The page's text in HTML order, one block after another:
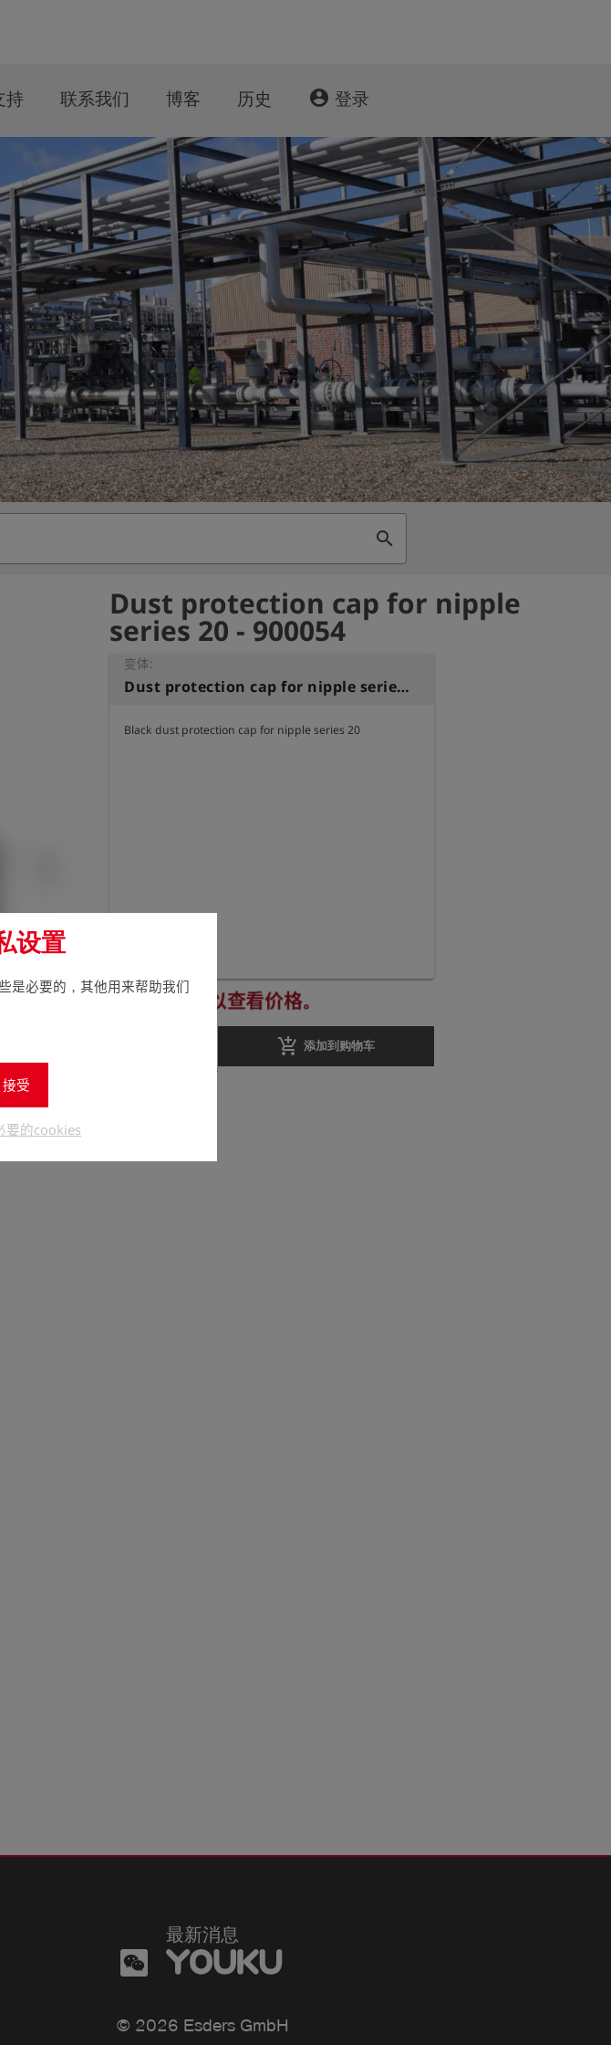
设置
是必要的，其他用来帮助我们
接受
要的cookies
持 联系我们 博客 历史 account_circle 登录
search
Dust protection cap for nipple
series 20 - 900054
变体:
Dust protection cap for nipple series 20
Black dust protection cap for nipple series 20
lock立即注册以查看价格。
add_shopping_cart 添加到购物车
最新消息
© 2026 Esders GmbH